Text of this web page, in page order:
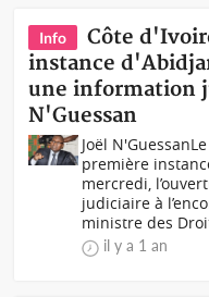
Info
Côte
instance
une information
N'Guessan
Joël
première
mercredi,
judiciaire à
ministre des
il y a 1 an